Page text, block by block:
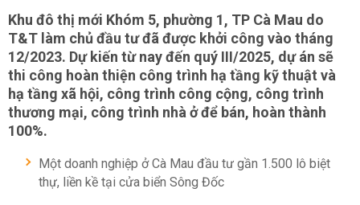
Khu đô thị mới Khóm 5, phường 1, TP Cà Mau do
T&T làm chủ đầu tư đã được khởi công vào tháng
12/2023. Dự kiến từ nay đến quý III/2025, dự án sẽ
thi công hoàn thiện công trình hạ tầng kỹ thuật và
hạ tầng xã hội, công trình công cộng, công trình
thương mại, công trình nhà ở để bán, hoàn thành
100%.
Một doanh nghiệp ở Cà Mau đầu tư gần 1.500 lô biệt
thự, liền kề tại cửa biển Sông Đốc